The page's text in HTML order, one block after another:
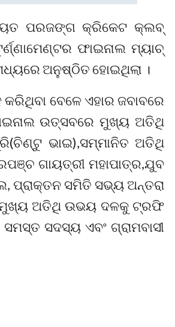
ପରଜଙ୍ଗ କ୍ରିକେଟ କ୍ଲବ୍
ଫାଇନାଲ ମ୍ୟାଚ୍
ଅନୁଷ୍ଠିତ ହୋଇଥିଲା ।
ବେଳେ ଏହାର ଜବାବରେ
ଉତ୍ସବରେ ମୁଖ୍ୟ ଅତିଥି
ଭାଇ),ସମ୍ମାନିତ ଅତିଥି
ଗାୟତ୍ରୀ ମହାପାତ୍ର,ଯୁବ
ପ୍ରାକ୍ତନ ସମିତି ସଭ୍ୟ ଅନ୍ତରା
ଅତିଥି ଉଭୟ ଦଳକୁ ଟ୍ରଫି
ସଦସ୍ୟ ଏବଂ ଗ୍ରାମବାସୀ